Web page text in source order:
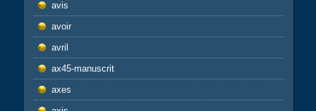
avis
avoir
avril
ax45-manuscrit
axes